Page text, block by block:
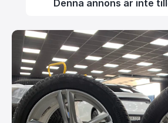
Denna annons är inte